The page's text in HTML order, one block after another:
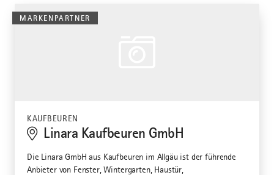
MARKENPARTNER
KAUFBEUREN
Linara Kaufbeuren GmbH
Die Linara GmbH aus Kaufbeuren im Allgäu ist der führende
Anbieter von Fenster, Wintergarten, Haustür,